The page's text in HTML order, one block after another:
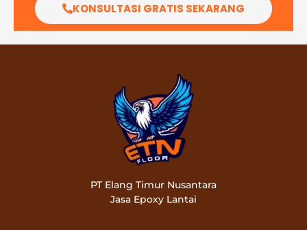
KONSULTASI GRATIS SEKARANG
PT Elang Timur Nusantara
Jasa Epoxy Lantai